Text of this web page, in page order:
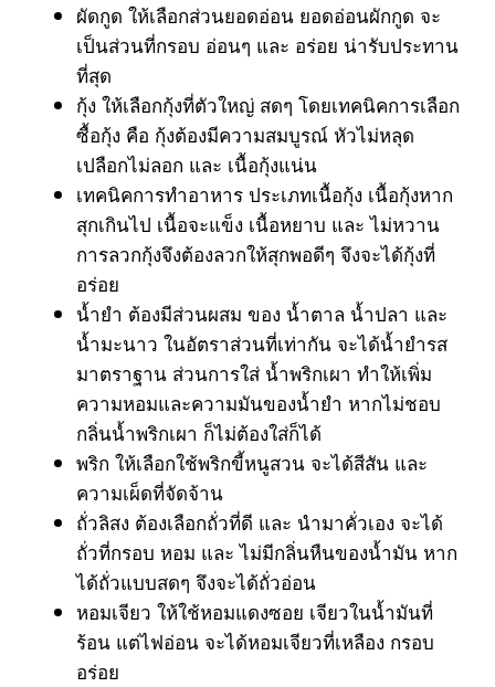
ผัดกูด ให้เลือกส่วนยอดอ่อน ยอดอ่อนผักกูด จะ
เป็นส่วนที่กรอบ อ่อนๆ และ อร่อย น่ารับประทาน
ที่สุด
กุ้ง ให้เลือกกุ้งที่ตัวใหญ่ สดๆ โดยเทคนิคการเลือก
ซื้อกุ้ง คือ กุ้งต้องมีความสมบูรณ์ หัวไม่หลุด
เปลือกไม่ลอก และ เนื้อกุ้งแน่น
เทคนิคการทำอาหาร ประเภทเนื้อกุ้ง เนื้อกุ้งหาก
สุกเกินไป เนื้อจะแข็ง เนื้อหยาบ และ ไม่หวาน
การลวกกุ้งจึงต้องลวกให้สุกพอดีๆ จึงจะได้กุ้งที่
อร่อย
น้ำยำ ต้องมีส่วนผสม ของ น้ำตาล น้ำปลา และ
น้ำมะนาว ในอัตราส่วนที่เท่ากัน จะได้น้ำยำรส
มาตราฐาน ส่วนการใส่ น้ำพริกเผา ทำให้เพิ่ม
ความหอมและความมันของน้ำยำ หากไม่ชอบ
กลิ่นน้ำพริกเผา ก็ไม่ต้องใส่ก็ได้
พริก ให้เลือกใช้พริกขี้หนูสวน จะได้สีสัน และ
ความเผ็ดที่จัดจ้าน
ถั่วลิสง ต้องเลือกถั่วที่ดี และ นำมาคั่วเอง จะได้
ถั่วที่กรอบ หอม และ ไม่มีกลิ่นหืนของน้ำมัน หาก
ได้ถั่วแบบสดๆ จึงจะได้ถั่วอ่อน
หอมเจียว ให้ใช้หอมแดงซอย เจียวในน้ำมันที่
ร้อน แต่ไฟอ่อน จะได้หอมเจียวที่เหลือง กรอบ
อร่อย